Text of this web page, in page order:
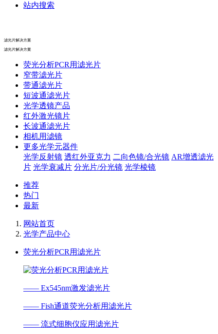
站内搜索
滤光片解决方案
滤光片解决方案
荧光分析PCR用滤光片
窄带滤光片
带通滤光片
短波通滤光片
光学透镜产品
红外激光镜片
长波通滤光片
相机用滤镜
更多光学元器件
光学反射镜 透红外亚克力 二向色镜/合光镜 AR增透滤光
片 光学衰减片 分光片/分光镜 光学棱镜
推荐
热门
最新
网站首页
光学产品中心
荧光分析PCR用滤光片
—— Ex545nm激发滤光片
—— Fish通道荧光分析用滤光片
—— 流式细胞仪应用滤光片